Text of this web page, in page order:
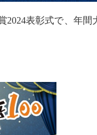
2024表彰式で、年間